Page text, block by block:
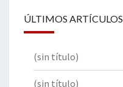
ÚLTIMOS ARTÍCULOS
(sin título)
(sin título)